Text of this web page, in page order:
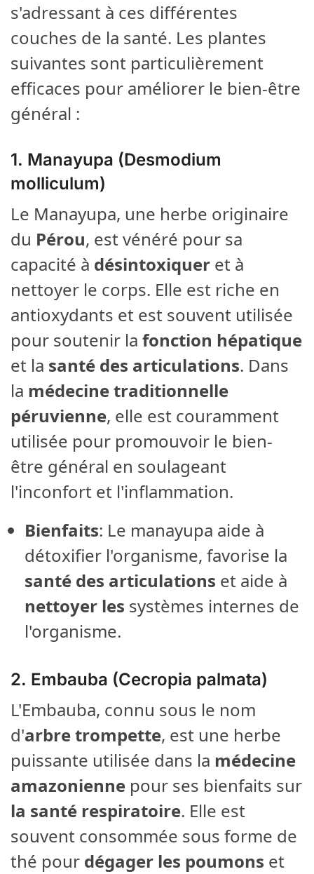
s'adressant à ces différentes
couches de la santé. Les plantes
suivantes sont particulièrement
efficaces pour améliorer le bien-être
général :
1. Manayupa (Desmodium
molliculum)
Le Manayupa, une herbe originaire
du Pérou, est vénéré pour sa
capacité à désintoxiquer et à
nettoyer le corps. Elle est riche en
antioxydants et est souvent utilisée
pour soutenir la fonction hépatique
et la santé des articulations. Dans
la médecine traditionnelle
péruvienne, elle est couramment
utilisée pour promouvoir le bien-
être général en soulageant
l'inconfort et l'inflammation.
Bienfaits: Le manayupa aide à
détoxifier l'organisme, favorise la
santé des articulations et aide à
nettoyer les systèmes internes de
l'organisme.
2. Embauba (Cecropia palmata)
L'Embauba, connu sous le nom
d'arbre trompette, est une herbe
puissante utilisée dans la médecine
amazonienne pour ses bienfaits sur
la santé respiratoire. Elle est
souvent consommée sous forme de
thé pour dégager les poumons et